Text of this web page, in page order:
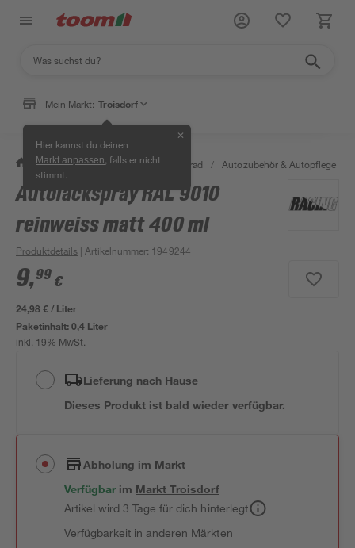
Mein Markt: Troisdorf
Hier kannst du deinen
Markt anpassen , falls er nicht
stimmt.
✕
/ Garten & Freizeit / Auto & Fahrrad / Autozubehör & Autopflege
Autolackspray RAL 9010
reinweiss matt 400 ml
Produktdetails | Artikelnummer: 1949244
9,99 €
24,98 € / Liter
Paketinhalt:0,4 Liter
inkl. 19% MwSt.
Lieferung nach Hause
Dieses Produkt ist bald wieder verfügbar.
Abholung im Markt
Verfügbar im MarktTroisdorf
Artikel wird 3 Tage für dich hinterlegt
Verfügbarkeit in anderen Märkten